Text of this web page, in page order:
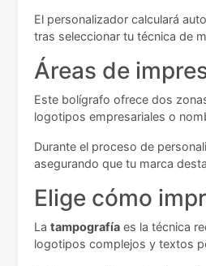
El personalizador calculará
tras seleccionar tu técnica de
Áreas de
Este bolígrafo ofrece dos
logotipos empresariales o
Durante el proceso de
asegurando que tu marca
Elige cómo
La tampografía es la técnica
logotipos complejos y textos